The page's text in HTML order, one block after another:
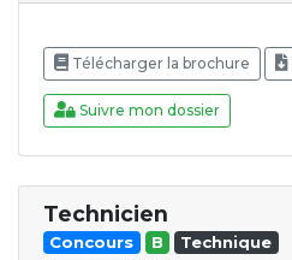
Télécharger la brochure
Suivre mon dossier
Technicien
Concours B Technique